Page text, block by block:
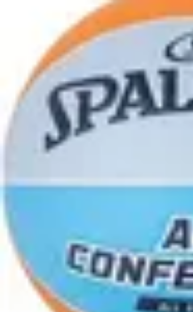
Biografías Futbol
BiografíasTutorialesAnálisis
Biografías Futbol